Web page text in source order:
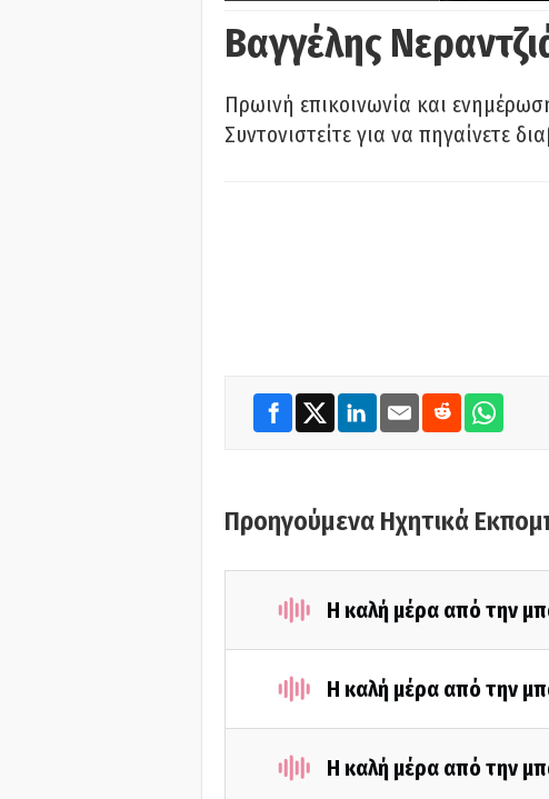
Βαγγέλης
Πρωινή επικοινωνία και
Συντονιστείτε για να πηγαίνετε
Προηγούμενα Ηχητικά
Η καλή μέρα από την
Η καλή μέρα από την
Η καλή μέρα από την